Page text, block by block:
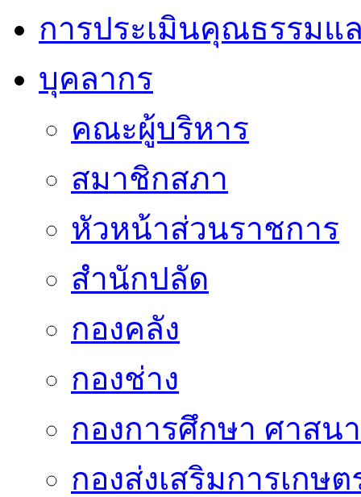
การประเมินคุณธรรมแ
บุคลากร
คณะผู้บริหาร
สมาชิกสภา
หัวหน้าส่วนราชการ
สำนักปลัด
กองคลัง
กองช่าง
กองการศึกษา ศาสน
กองส่งเสริมการเกษต